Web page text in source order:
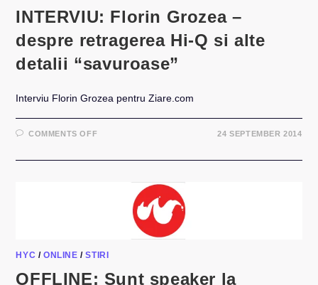
INTERVIU: Florin Grozea –
despre retragerea Hi-Q si alte
detalii “savuroase”
Interviu Florin Grozea pentru Ziare.com
COMMENTS OFFON
GROZEA
RETRAGEREA
24 SEPTEMBER 2014
HYC /ONLINE /STIRI
OFFLINE: Sunt speaker la